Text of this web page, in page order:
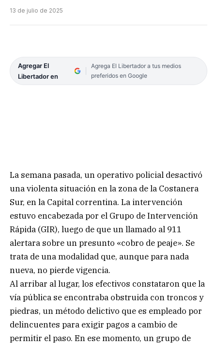
13 de julio de 2025
Agregar El
Libertador en
Agrega El Libertador a tus medios
preferidos en Google
La semana pasada, un operativo policial desactivó
una violenta situación en la zona de la Costanera
Sur, en la Capital correntina. La intervención
estuvo encabezada por el Grupo de Intervención
Rápida (GIR), luego de que un llamado al 911
alertara sobre un presunto «cobro de peaje». Se
trata de una modalidad que, aunque para nada
nueva, no pierde vigencia.
Al arribar al lugar, los efectivos constataron que la
vía pública se encontraba obstruida con troncos y
piedras, un método delictivo que es empleado por
delincuentes para exigir pagos a cambio de
permitir el paso. En ese momento, un grupo de